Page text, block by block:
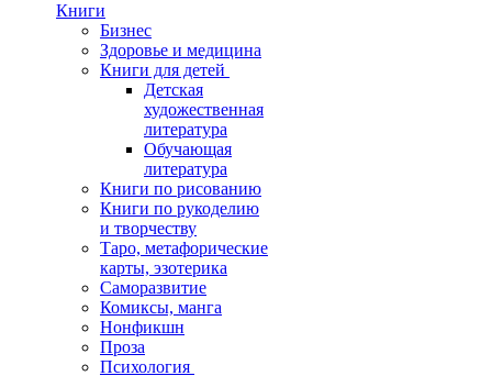
Книги
Бизнес
Здоровье и медицина
Книги для детей
Детская
художественная
литература
Обучающая
литература
Книги по рисованию
Книги по рукоделию
и творчеству
Таро, метафорические
карты, эзотерика
Саморазвитие
Комиксы, манга
Нонфикшн
Проза
Психология